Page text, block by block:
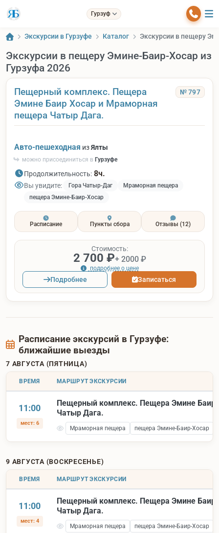
Гурзуф
Экскурсии в Гурзуфе Каталог Экскурсии в пещеру
Экскурсии в пещеру Эмине-Баир-Хосар из
Гурзуфа 2026
Пещерный комплекс. Пещера
Эмине Баир Хосар и Мраморная
пещера Чатыр Дага.
№ 797
Авто-пешеходная изЯлты
можно присоединиться в Гурзуфе
Продолжительность: 8ч.
Вы увидите: Гора Чатыр-Даг
Мраморная пещера
пещера Эмине-Баир-Хосар
Расписание Пункты сбора Отзывы (12)
Стоимость:
2 700 ₽+ 2000 ₽
подробнее о цене
Подробнее Записаться
Расписание экскурсий в Гурзуфе:
ближайшие выезды
7 АВГУСТА (ПЯТНИЦА)
ВРЕМЯ МАРШРУТ ЭКСКУРСИИ
11:00
мест: 6
Пещерный комплекс. Пещера Эмине Баир
Чатыр Дага.
Мраморная пещера пещера Эмине-Баир-Хосар
9 АВГУСТА (ВОСКРЕСЕНЬЕ)
ВРЕМЯ МАРШРУТ ЭКСКУРСИИ
11:00
мест: 4
Пещерный комплекс. Пещера Эмине Баир
Чатыр Дага.
Мраморная пещера пещера Эмине-Баир-Хосар